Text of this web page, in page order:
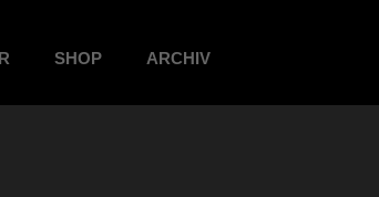
SHOP ARCHIV